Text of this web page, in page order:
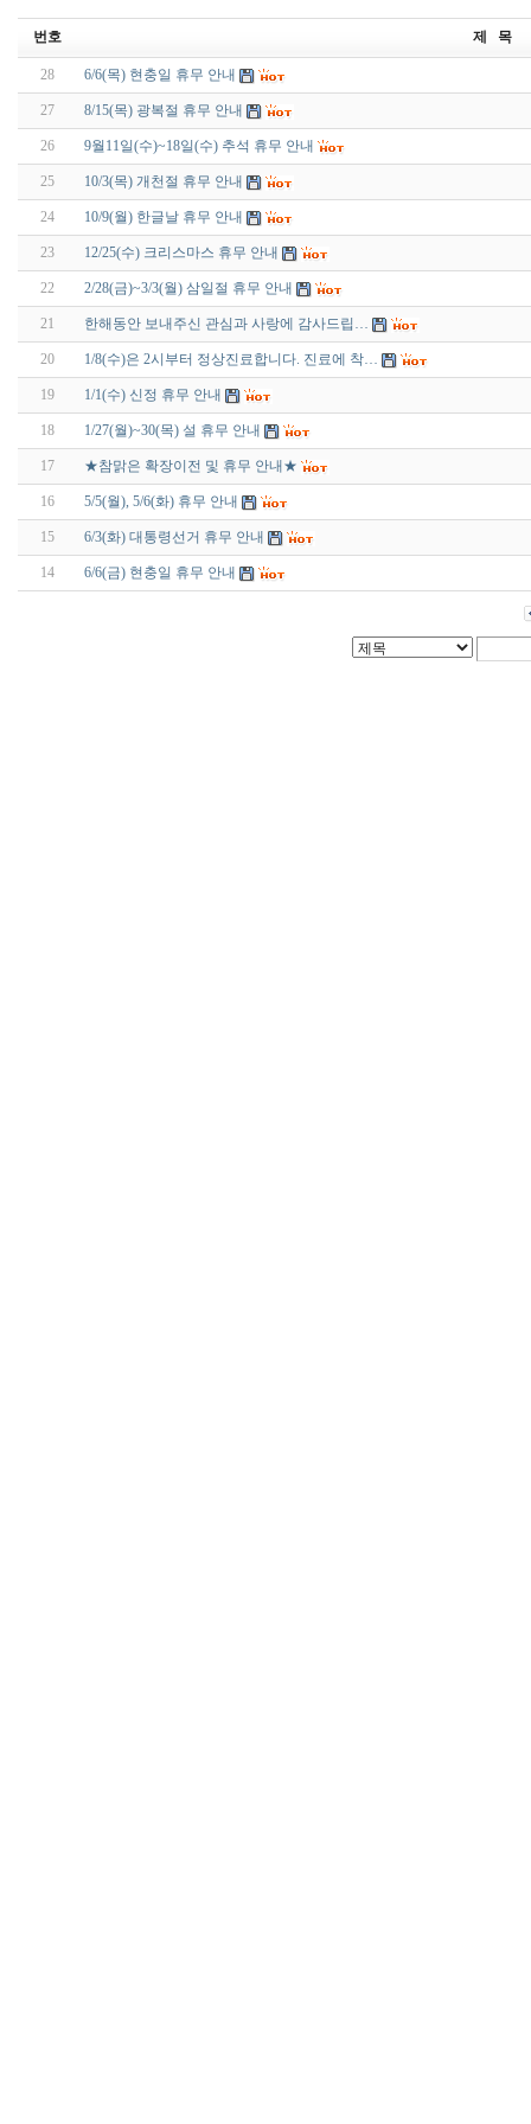
번호 제 목
28 6/6(목) 현충일 휴무 안내
27 8/15(목) 광복절 휴무 안내
26 9월11일(수)~18일(수) 추석 휴무 안내
25 10/3(목) 개천절 휴무 안내
24 10/9(월) 한글날 휴무 안내
23 12/25(수) 크리스마스 휴무 안내
22 2/28(금)~3/3(월) 삼일절 휴무 안내
21 한해동안 보내주신 관심과 사랑에 감사드립…
20 1/8(수)은 2시부터 정상진료합니다. 진료에 착…
19 1/1(수) 신정 휴무 안내
18 1/27(월)~30(목) 설 휴무 안내
17 ★참맑은 확장이전 및 휴무 안내★
16 5/5(월), 5/6(화) 휴무 안내
15 6/3(화) 대통령선거 휴무 안내
14 6/6(금) 현충일 휴무 안내